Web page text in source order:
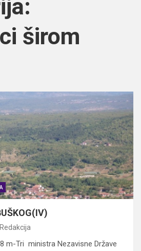
širom
Redakcija
m-Tri ministra Nezavisne Države